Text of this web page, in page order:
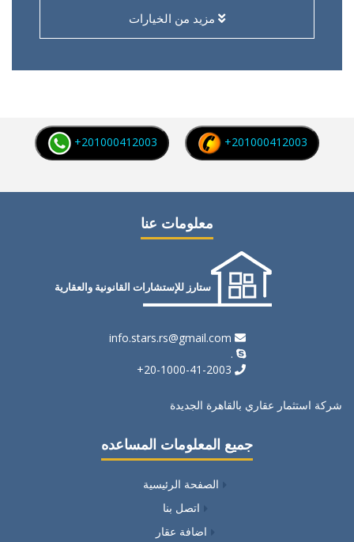
مزيد من الخيارات
+201000412003
+201000412003
معلومات عنا
ستارز للإستشارات القانونية والعقارية
info.stars.rs@gmail.com
.
شركة استثمار عقاري بالقاهرة الجديدة
جميع المعلومات المساعده
الصفحة الرئيسية
اتصل بنا
اضافة عقار